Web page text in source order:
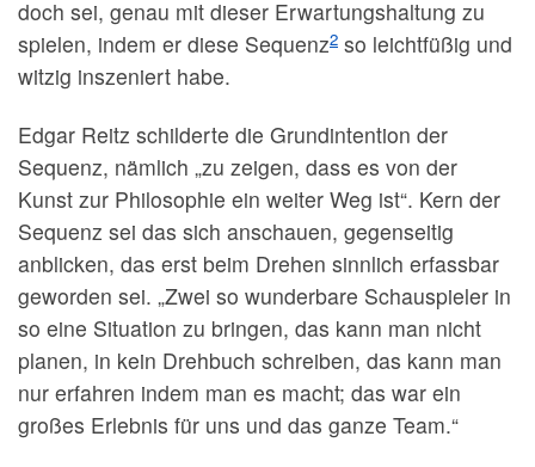
doch sei, genau mit dieser Erwartungshaltung zu
spielen, indem er diese Sequenz2 so leichtfüßig und
witzig inszeniert habe.
Edgar Reitz schilderte die Grundintention der
Sequenz, nämlich „zu zeigen, dass es von der
Kunst zur Philosophie ein weiter Weg ist“. Kern der
Sequenz sei das sich anschauen, gegenseitig
anblicken, das erst beim Drehen sinnlich erfassbar
geworden sei. „Zwei so wunderbare Schauspieler in
so eine Situation zu bringen, das kann man nicht
planen, in kein Drehbuch schreiben, das kann man
nur erfahren indem man es macht; das war ein
großes Erlebnis für uns und das ganze Team.“